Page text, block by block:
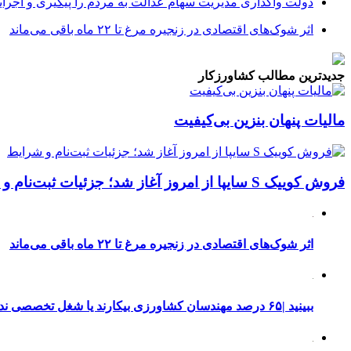
اثر شوک‌های اقتصادی در زنجیره مرغ تا ۲۲ ماه باقی می‌ماند
جدیدترین مطالب کشاورزکار
مالیات پنهان بنزین بی‌کیفیت
فروش کوییک S سایپا از امروز آغاز شد؛ جزئیات ثبت‌نام و شرایط
اثر شوک‌های اقتصادی در زنجیره مرغ تا ۲۲ ماه باقی می‌ماند
ببینید |۶۵ درصد مهندسان کشاورزی بیکارند یا شغل تخصصی ندارند